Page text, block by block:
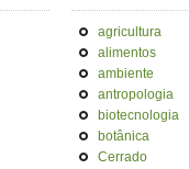
agricultura
alimentos
ambiente
antropologia
biotecnologia
botânica
Cerrado